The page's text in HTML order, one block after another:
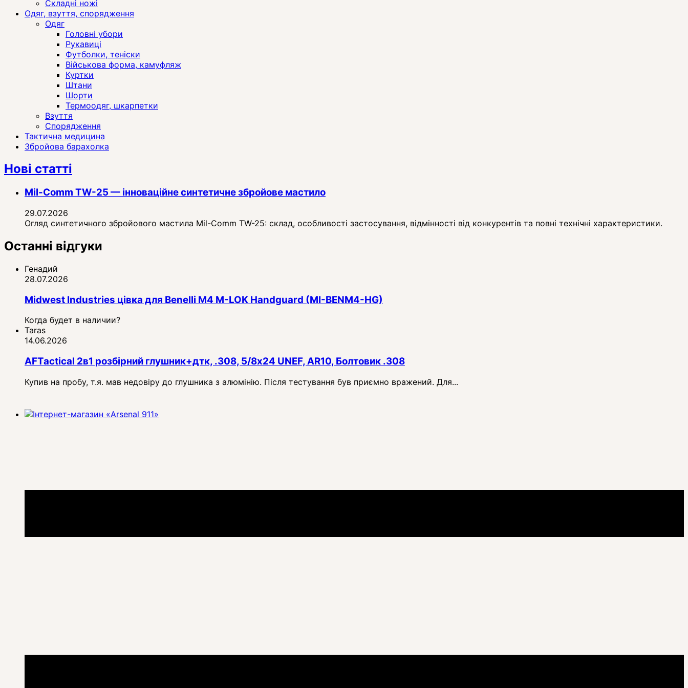
Складні ножі
Одяг, взуття, спорядження
Одяг
Головні убори
Рукавиці
Футболки, теніски
Військова форма, камуфляж
Куртки
Штани
Шорти
Термоодяг, шкарпетки
Взуття
Спорядження
Тактична медицина
Збройова барахолка
Нові статті
Mil-Comm TW-25 — інноваційне синтетичне збройове мастило
29.07.2026
Огляд синтетичного збройового мастила Mil-Comm TW-25: склад, особливості застосування, відмінності від конкурентів та повні технічні характеристики.
Останні відгуки
Генадий
28.07.2026
Midwest Industries цівка для Benelli M4 M-LOK Handguard (MI-BENM4-HG)
Когда будет в наличии?
Taras
14.06.2026
AFTactical 2в1 розбірний глушник+дтк, .308, 5/8x24 UNEF, AR10, Болтовик .308
Купив на пробу, т.я. мав недовіру до глушника з алюмінію. Після тестування був приємно вражений. Для...